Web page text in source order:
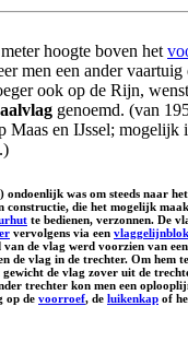
hoogte boven het
men een ander
ook op de Rijn,
genoemd. (van
Maas en IJssel; mogelijk
ondoenlijk was om steeds naar het
constructie, die het mogelijk
te bedienen, verzonnen. De
vervolgens via een
de vlag werd voorzien van
de vlag in de trechter. Om hem
gewicht de vlag zover uit de
trechter kon men een
op de voorroef, de luikenkap of